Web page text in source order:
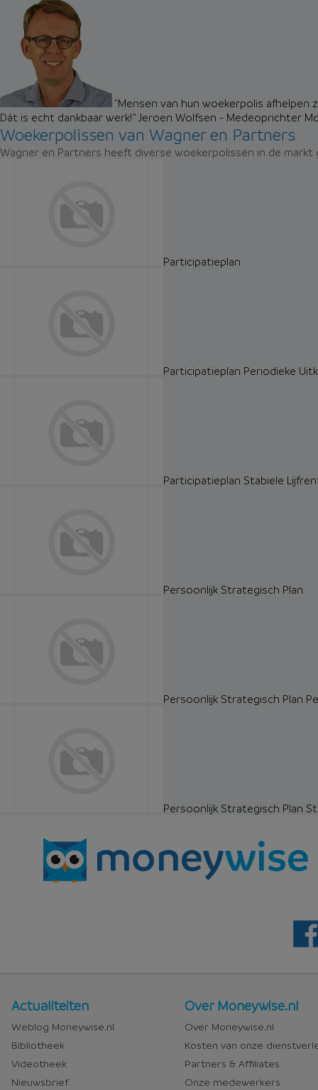
"Mensen van hun woekerpolis
Dát is echt dankbaar werk!"Jeroen Wolfsen - Medeoprichter
Woekerpolissen van Wagner en Partners
Wagner en Partners heeft diverse woekerpolissen in de
Participatieplan
Participatieplan Periodieke
Participatieplan Stabiele
Persoonlijk Strategisch Plan
Persoonlijk Strategisch Plan
Persoonlijk Strategisch Plan
Nieuws
en
media
Actualiteiten
Weblog Moneywise.nl
Bibliotheek
Videotheek
Nieuwsbrief
Over
Moneywise
Over Moneywise.nl
Over Moneywise.nl
Kosten van onze
Partners & Affiliates
Onze medewerkers